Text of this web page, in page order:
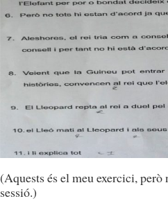
(Aquests és el meu exercici,
sessió.)